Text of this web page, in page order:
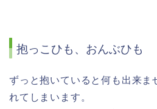
抱っこひも、おんぶひも
ずっと抱いていると何も出来ま
れてしまいます。